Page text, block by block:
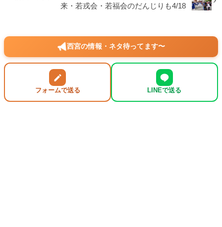
来・若戎会・若福会のだんじりも4/18
西宮の情報・ネタ待ってます〜
フォームで送る LINEで送る